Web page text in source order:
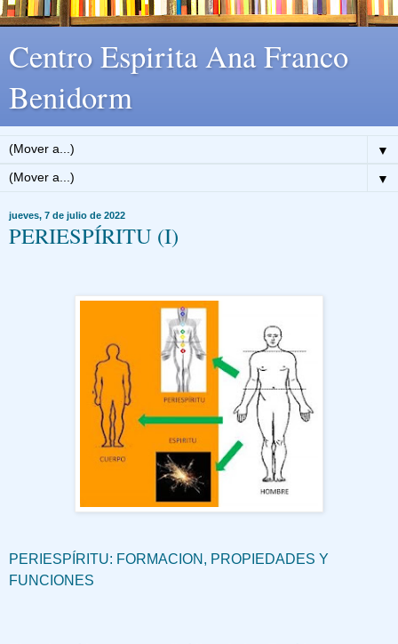
Centro Espirita Ana Franco
Benidorm
▼
▼
jueves, 7 de julio de 2022
PERIESPÍRITU (I)
PERIESPÍRITU: FORMACION, PROPIEDADES Y
FUNCIONES